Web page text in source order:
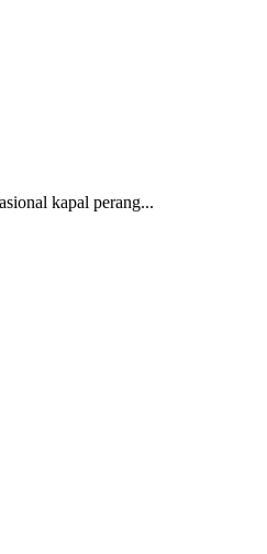
kapal perang...